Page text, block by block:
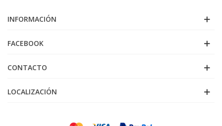
INFORMACIÓN
FACEBOOK
CONTACTO
LOCALIZACIÓN